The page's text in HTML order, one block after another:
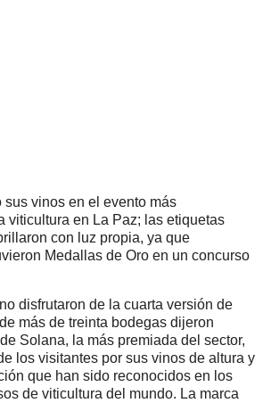
sus vinos en el evento más
viticultura en La Paz; las etiquetas
con luz propia, ya que
Medallas de Oro en un concurso
disfrutaron de la cuarta versión de
más de treinta bodegas dijeron
Solana, la más premiada del sector,
los visitantes por sus vinos de altura y
que han sido reconocidos en los
de viticultura del mundo. La marca